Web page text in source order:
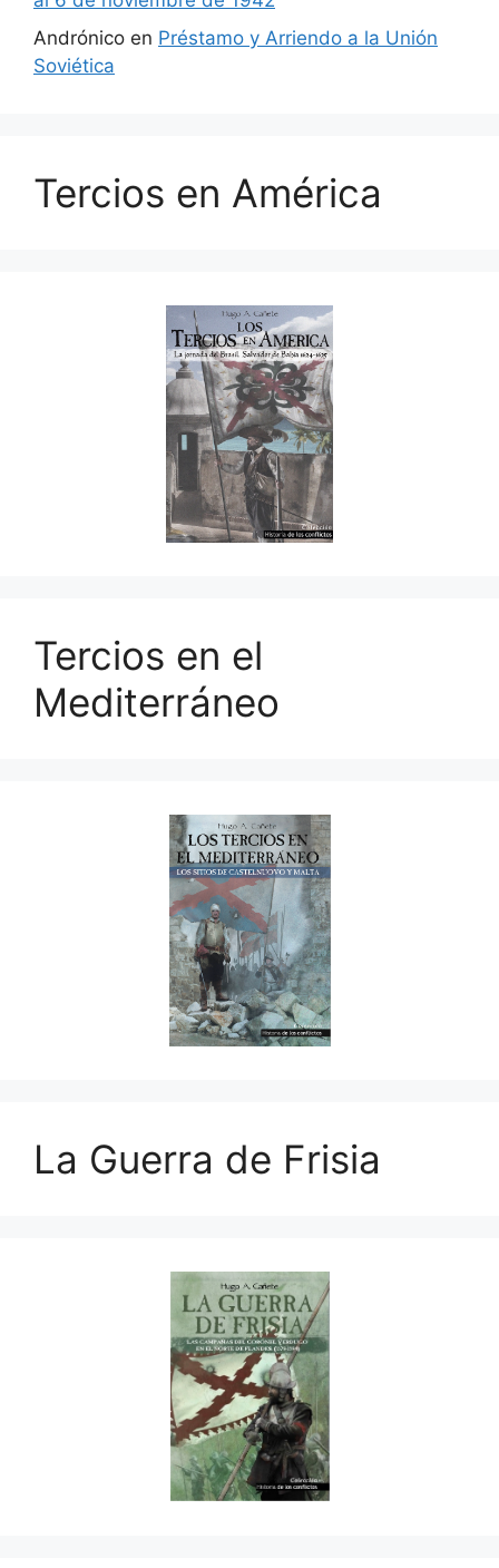
Andrónico en Préstamo y Arriendo a la Unión
Soviética
Tercios en América
Tercios en el
Mediterráneo
La Guerra de Frisia